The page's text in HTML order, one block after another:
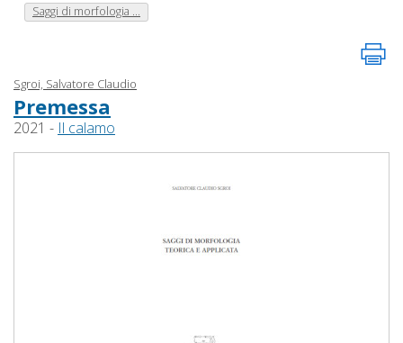
Saggi di morfologia ...
Sgroi, Salvatore Claudio
Premessa
2021 - Il calamo